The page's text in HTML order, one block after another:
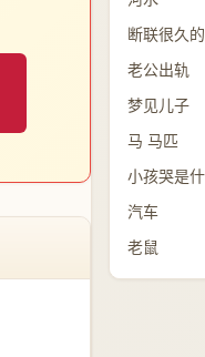
断联很久
老公出轨
梦见儿子
马 马匹
汽车
老鼠